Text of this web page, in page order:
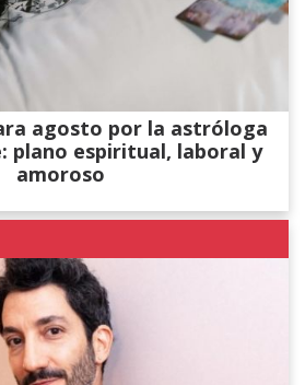
agosto por la astróloga
plano espiritual, laboral y
amoroso